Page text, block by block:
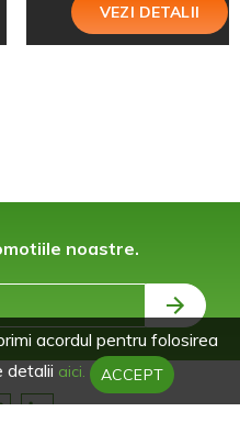
VEZI DETALII
noastre.
acordul pentru folosirea
detalii aici. ACCEPT